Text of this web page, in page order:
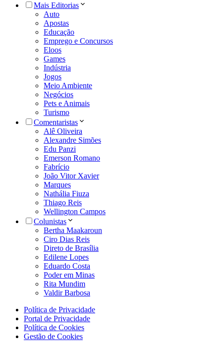
Mais Editorias
Auto
Apostas
Educação
Emprego e Concursos
Eloos
Games
Indústria
Jogos
Meio Ambiente
Negócios
Pets e Animais
Turismo
Comentaristas
Alê Oliveira
Alexandre Simões
Edu Panzi
Emerson Romano
Fabrício
João Vitor Xavier
Marques
Nathália Fiuza
Thiago Reis
Wellington Campos
Colunistas
Bertha Maakaroun
Ciro Dias Reis
Direto de Brasília
Edilene Lopes
Eduardo Costa
Poder em Minas
Rita Mundim
Valdir Barbosa
Política de Privacidade
Portal de Privacidade
Política de Cookies
Gestão de Cookies